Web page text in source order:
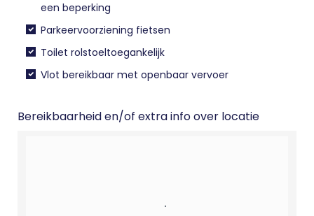
een beperking
Parkeervoorziening fietsen
Toilet rolstoeltoegankelijk
Vlot bereikbaar met openbaar vervoer
Bereikbaarheid en/of extra info over locatie